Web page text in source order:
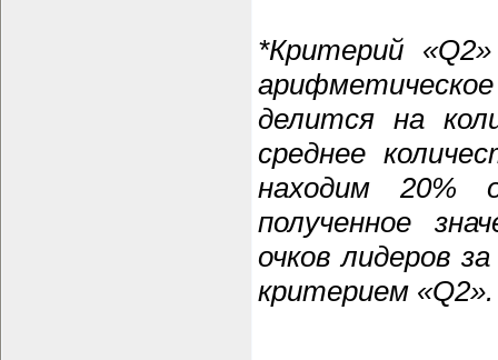
*Критерий
делится на
среднее
находим 20%
полученное
очков лидеров
критерием «Q2».